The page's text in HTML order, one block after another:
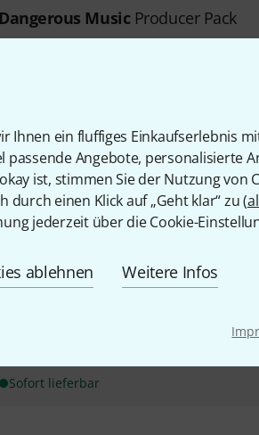
Ihnen ein fluffiges Einkaufserlebnis
passende Angebote, personalisierte
ist, stimmen Sie der Nutzung von
einen Klick auf „Geht klar“ zu (
jederzeit über die Cookie-
ablehnen Weitere Infos
Dangerous Music Producer Pack
bestehend aus Dangerous Music
SPDIF (Toslink)
Auf Anfrage
MusicD-Box+
digital gesteuerter Volume-Regler
präzisem L/R Gleichlauf und
Sofort lieferbar